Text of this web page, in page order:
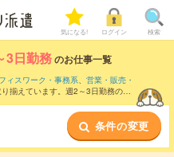
気になる! ログイン 検索
3日勤務のお仕事一覧
ィスワーク・事務系、 営業・販売・
揃えています。週2～3日勤務の条
条件の変更